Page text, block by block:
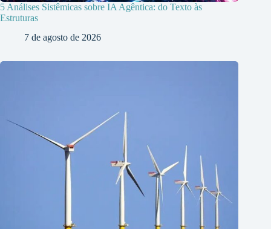
5 Análises Sistêmicas sobre IA Agêntica: do Texto às
Estruturas
7 de agosto de 2026